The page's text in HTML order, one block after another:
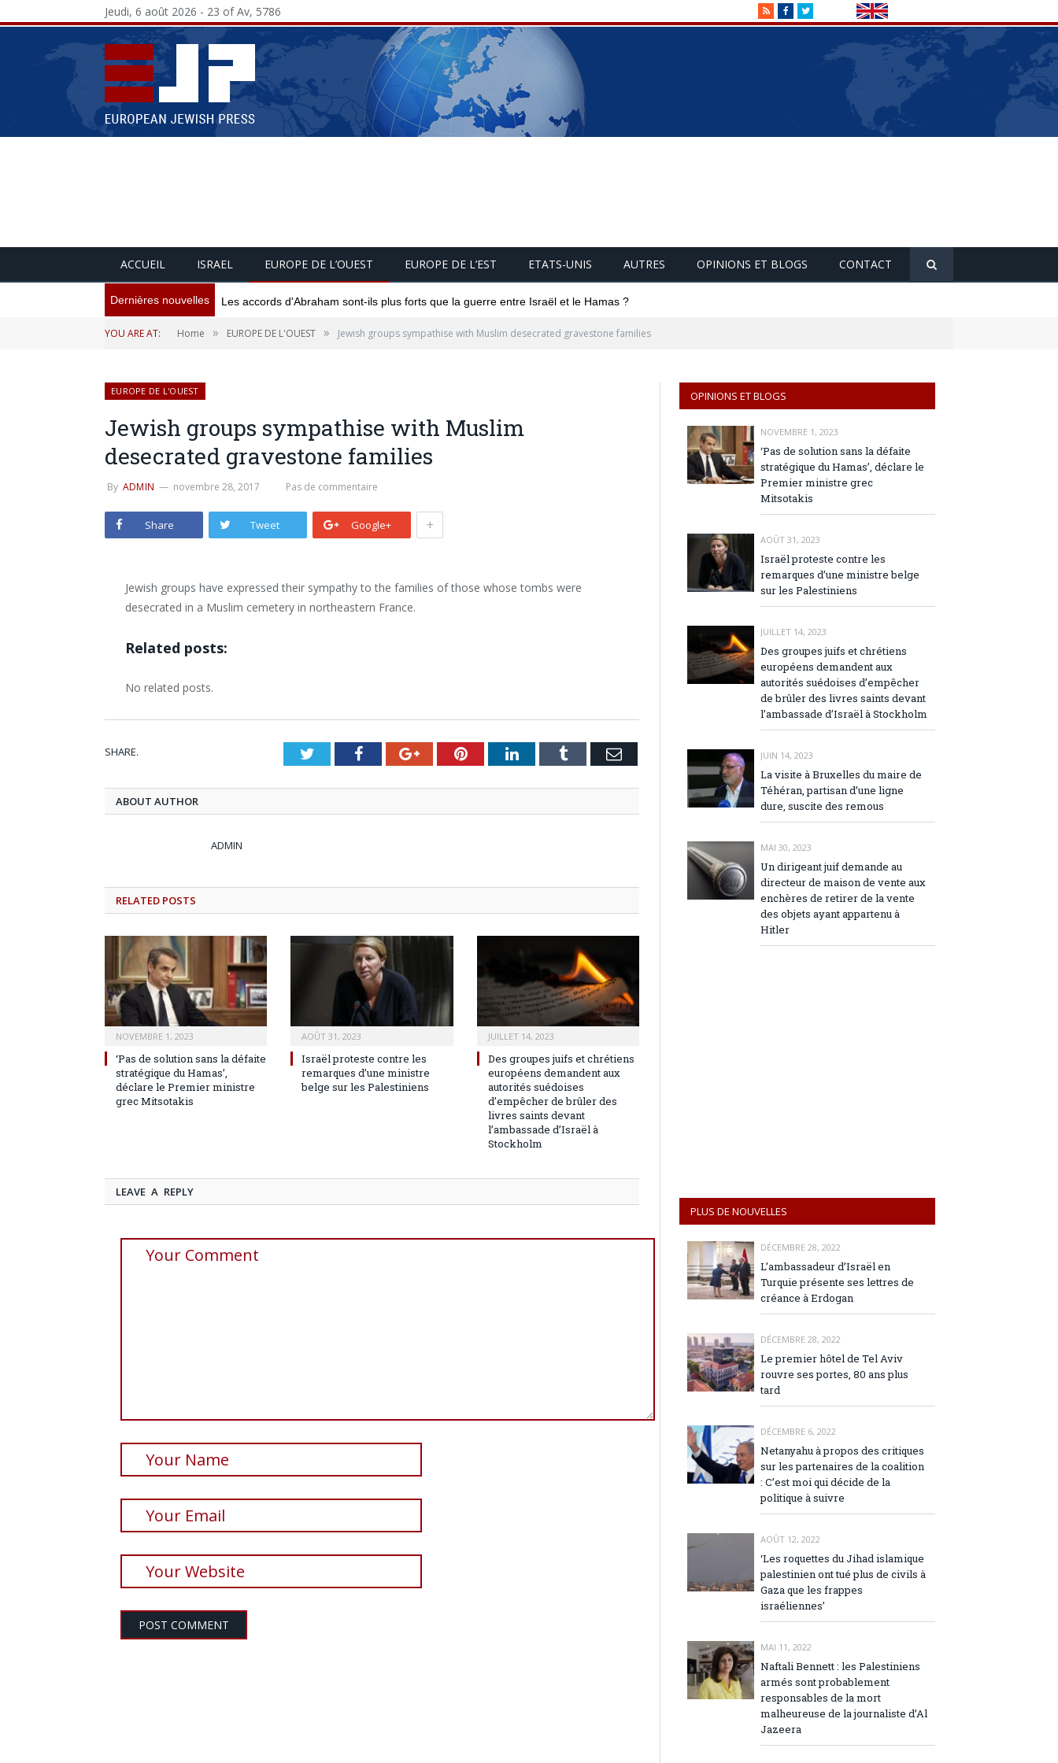
RSSFacebookTwitter
Jeudi, 6 août 2026 - 23 of Av, 5786
ACCUEIL ISRAEL EUROPE DE L’OUEST EUROPE DE L’EST ETATS-UNIS AUTRES OPINIONS ET BLOGS CONTACT
Dernières nouvelles Les accords d'Abraham sont-ils plus forts que la guerre entre Israël et le Hamas ?
YOU ARE AT: Home » EUROPE DE L'OUEST » Jewish groups sympathise with Muslim desecrated gravestone families
EUROPE DE L'OUEST
Jewish groups sympathise with Muslim
desecrated gravestone families
By ADMIN novembre 28, 2017 Pas de commentaire
Share Tweet Google+ +
Jewish groups have expressed their sympathy to the families of those whose tombs were
desecrated in a Muslim cemetery in northeastern France.
Related posts:
No related posts.
SHARE. TwitterFacebookGoogle+PinterestLinkedInTumblr Email
ABOUT AUTHOR
ADMIN
RELATED POSTS
NOVEMBRE 1, 2023
‘Pas de solution sans la défaite
stratégique du Hamas’,
déclare le Premier ministre
grec Mitsotakis
AOÛT 31, 2023
Israël proteste contre les
remarques d’une ministre
belge sur les Palestiniens
JUILLET 14, 2023
Des groupes juifs et chrétiens
européens demandent aux
autorités suédoises
d’empêcher de brûler des
livres saints devant
l’ambassade d’Israël à
Stockholm
LEAVE A REPLY
OPINIONS ET BLOGS
NOVEMBRE 1, 2023
‘Pas de solution sans la défaite
stratégique du Hamas’, déclare le
Premier ministre grec
Mitsotakis
AOÛT 31, 2023
Israël proteste contre les
remarques d’une ministre belge
sur les Palestiniens
JUILLET 14, 2023
Des groupes juifs et chrétiens
européens demandent aux
autorités suédoises d’empêcher
de brûler des livres saints devant
l’ambassade d’Israël à Stockholm
JUIN 14, 2023
La visite à Bruxelles du maire de
Téhéran, partisan d’une ligne
dure, suscite des remous
MAI 30, 2023
Un dirigeant juif demande au
directeur de maison de vente aux
enchères de retirer de la vente
des objets ayant appartenu à
Hitler
PLUS DE NOUVELLES
DÉCEMBRE 28, 2022
L’ambassadeur d’Israël en
Turquie présente ses lettres de
créance à Erdogan
DÉCEMBRE 28, 2022
Le premier hôtel de Tel Aviv
rouvre ses portes, 80 ans plus
tard
DÉCEMBRE 6, 2022
Netanyahu à propos des critiques
sur les partenaires de la coalition
: C’est moi qui décide de la
politique à suivre
AOÛT 12, 2022
‘Les roquettes du Jihad islamique
palestinien ont tué plus de civils à
Gaza que les frappes
israéliennes’
MAI 11, 2022
Naftali Bennett : les Palestiniens
armés sont probablement
responsables de la mort
malheureuse de la journaliste d’Al
Jazeera